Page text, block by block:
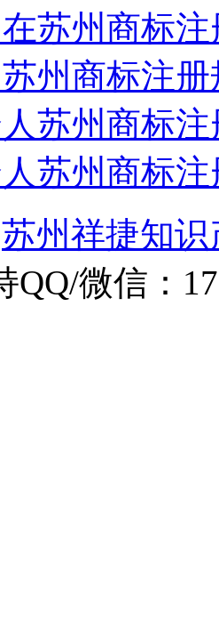
苏州商标
州商标注
苏州商标
苏州商标
苏州祥捷知
QQ/微信：